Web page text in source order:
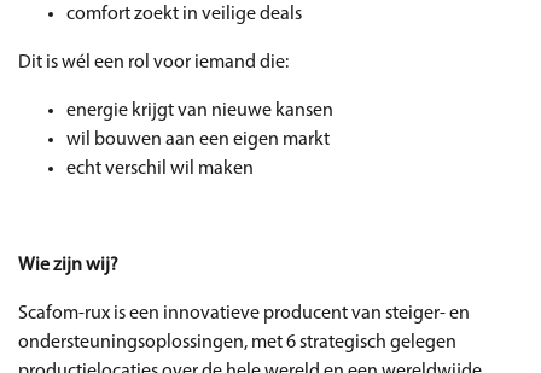
comfort zoekt in veilige deals
Dit is wél een rol voor iemand die:
energie krijgt van nieuwe kansen
wil bouwen aan een eigen markt
echt verschil wil maken
Wie zijn wij?
Scafom-rux is een innovatieve producent van steiger- en
ondersteuningsoplossingen, met 6 strategisch gelegen